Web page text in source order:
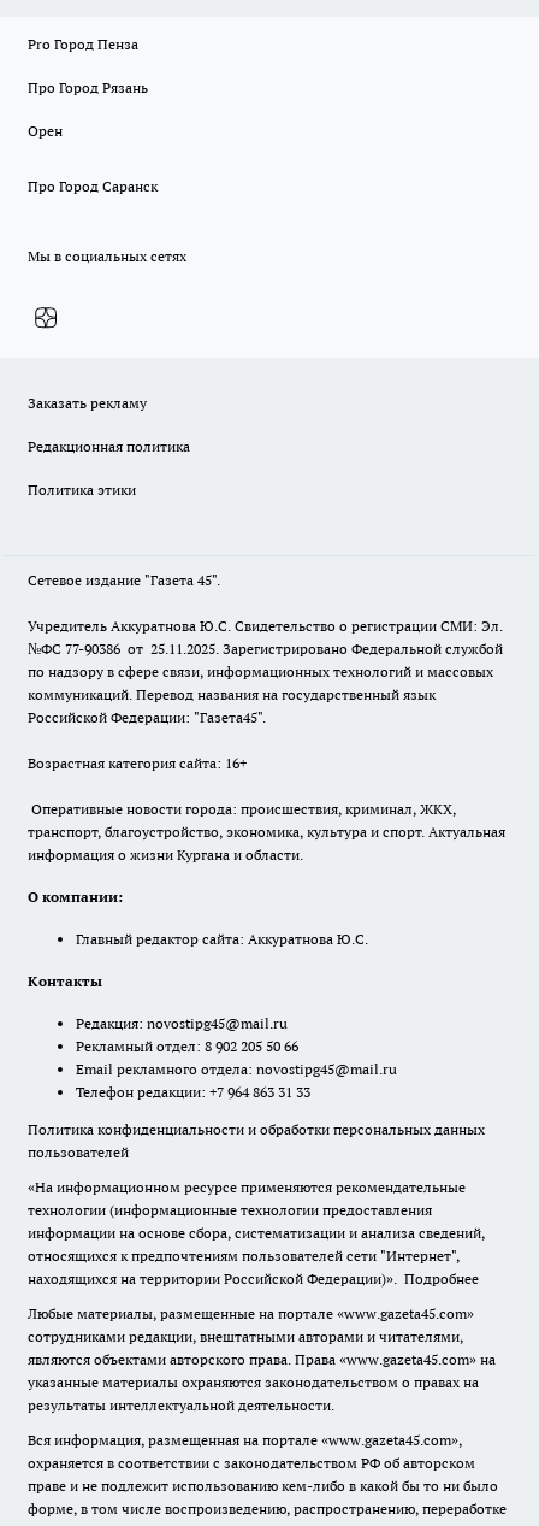
Pro Город Пенза
Про Город Рязань
Орен
Про Город Саранск
Мы в социальных сетях
Заказать рекламу
Редакционная политика
Политика этики
Сетевое издание "Газета 45".
Учредитель Аккуратнова Ю.С. Свидетельство о регистрации СМИ: Эл.
№ФС 77-90386 от 25.11.2025. Зарегистрировано Федеральной службой
по надзору в сфере связи, информационных технологий и массовых
коммуникаций. Перевод названия на государственный язык
Российской Федерации: "Газета45".
Возрастная категория сайта: 16+
Оперативные новости города: происшествия, криминал, ЖКХ,
транспорт, благоустройство, экономика, культура и спорт. Актуальная
информация о жизни Кургана и области.
О компании:
Главный редактор сайта: Аккуратнова Ю.С.
Контакты
Редакция: novostipg45@mail.ru
Рекламный отдел: 8 902 205 50 66
Email рекламного отдела: novostipg45@mail.ru
Телефон редакции: +7 964 863 31 33
Политика конфиденциальности и обработки персональных данных
пользователей
«На информационном ресурсе применяются рекомендательные
технологии (информационные технологии предоставления
информации на основе сбора, систематизации и анализа сведений,
относящихся к предпочтениям пользователей сети "Интернет",
находящихся на территории Российской Федерации)». Подробнее
Любые материалы, размещенные на портале «www.gazeta45.com»
сотрудниками редакции, внештатными авторами и читателями,
являются объектами авторского права. Права «www.gazeta45.com» на
указанные материалы охраняются законодательством о правах на
результаты интеллектуальной деятельности.
Вся информация, размещенная на портале «www.gazeta45.com»,
охраняется в соответствии с законодательством РФ об авторском
праве и не подлежит использованию кем-либо в какой бы то ни было
форме, в том числе воспроизведению, распространению, переработке